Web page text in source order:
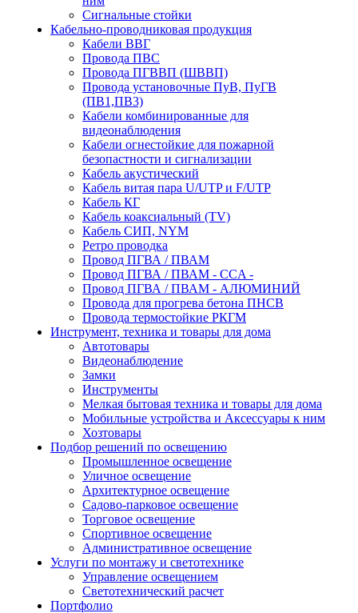
Сигнальные стойки
Кабельно-проводниковая продукция
Кабели ВВГ
Провода ПВС
Провода ПГВВП (ШВВП)
Провода установочные ПуВ, ПуГВ
(ПВ1,ПВ3)
Кабели комбинированные для
видеонаблюдения
Кабели огнестойкие для пожарной
безопастности и сигнализации
Кабель акустический
Кабель витая пара U/UTP и F/UTP
Кабель КГ
Кабель коаксиальный (TV)
Кабель СИП, NYM
Ретро проводка
Провод ПГВА / ПВАМ
Провод ПГВА / ПВАМ - CCA -
Провод ПГВА / ПВАМ - АЛЮМИНИЙ
Провода для прогрева бетона ПНСВ
Провода термостойкие РКГМ
Инструмент, техника и товары для дома
Автотовары
Видеонаблюдение
Замки
Инструменты
Мелкая бытовая техника и товары для дома
Мобильные устройства и Аксессуары к ним
Хозтовары
Подбор решений по освещению
Промышленное освещение
Уличное освещение
Архитектурное освещение
Садово-парковое освещение
Торговое освещение
Спортивное освещение
Административное освещение
Услуги по монтажу и светотехнике
Управление освещением
Светотехнический расчет
Портфолио